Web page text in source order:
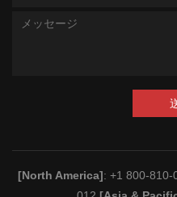
[North America]: +1 800-810-